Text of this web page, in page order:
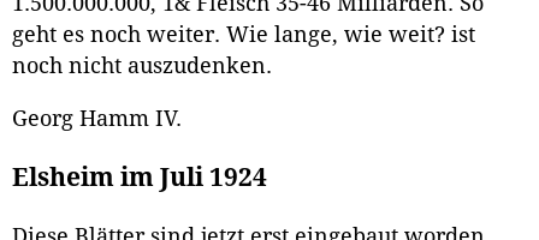
geht es noch weiter. Wie lange, wie weit? ist
noch nicht auszudenken.
Georg Hamm IV.
Elsheim im Juli 1924